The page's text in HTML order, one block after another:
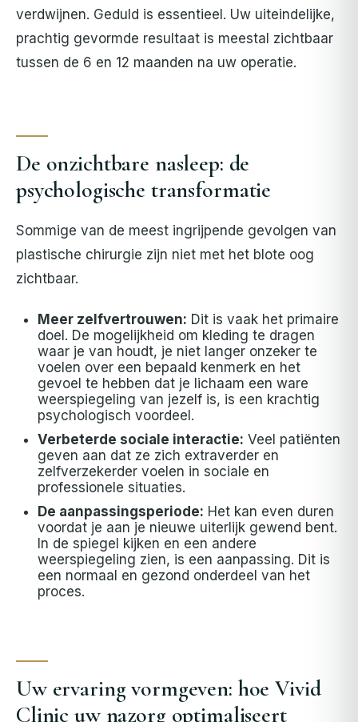
verdwijnen. Geduld is essentieel. Uw uiteindelijke,
prachtig gevormde resultaat is meestal zichtbaar
tussen de 6 en 12 maanden na uw operatie.
De onzichtbare nasleep: de
psychologische transformatie
Sommige van de meest ingrijpende gevolgen van
plastische chirurgie zijn niet met het blote oog
zichtbaar.
Meer zelfvertrouwen: Dit is vaak het primaire
doel. De mogelijkheid om kleding te dragen
waar je van houdt, je niet langer onzeker te
voelen over een bepaald kenmerk en het
gevoel te hebben dat je lichaam een ware
weerspiegeling van jezelf is, is een krachtig
psychologisch voordeel.
Verbeterde sociale interactie: Veel patiënten
geven aan dat ze zich extraverder en
zelfverzekerder voelen in sociale en
professionele situaties.
De aanpassingsperiode: Het kan even duren
voordat je aan je nieuwe uiterlijk gewend bent.
In de spiegel kijken en een andere
weerspiegeling zien, is een aanpassing. Dit is
een normaal en gezond onderdeel van het
proces.
Uw ervaring vormgeven: hoe Vivid
Clinic uw nazorg optimaliseert